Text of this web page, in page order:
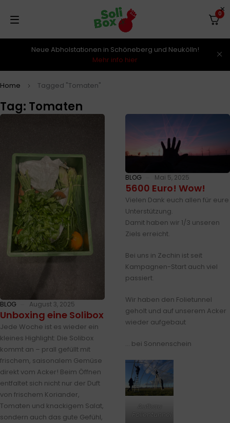
Neue Abholstationen in Schöneberg und Neukölln!
Mehr info hier
0
Tag: Tomaten
Home Tagged "Tomaten"
BLOG August 3, 2025
Unboxing eine Solibox
Jede Woche ist es wieder ein
kleines Highlight: Die Solibox
kommt an – prall gefüllt mit
frischem, saisonalem Gemüse
direkt vom Acker! Beim Öffnen
entfaltet sich nicht nur der Duft
von frischem Koriander,
Tomaten und knackigem Salat,
sondern auch das gute Gefühl,
BLOG Mai 5, 2025
5600 Euro! Wow!
Vielen Dank euch allen für eure
Unterstützung.
Damit haben wir 1/3 unseren
Ziels erreicht.
Bei uns in Zechin ist seit
Kampagnen-Start auch viel
passiert.
Wir haben den Folietunnel
geholt und auf unserem Acker
wieder aufgebaut
… bei Sonnenschein
Aufbau
Folientunnel